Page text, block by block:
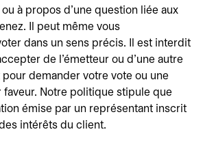
à propos d'une question liée aux
Il peut même vous
dans un sens précis. Il est interdit
de l'émetteur ou d'une autre
demander votre vote ou une
faveur. Notre politique stipule que
émise par un représentant inscrit
intérêts du client.